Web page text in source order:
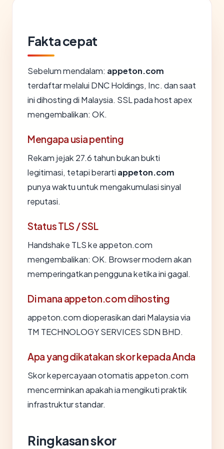
Fakta cepat
Sebelum mendalam: appeton.com
terdaftar melalui DNC Holdings, Inc. dan saat
ini dihosting di Malaysia. SSL pada host apex
mengembalikan: OK.
Mengapa usia penting
Rekam jejak 27.6 tahun bukan bukti
legitimasi, tetapi berarti appeton.com
punya waktu untuk mengakumulasi sinyal
reputasi.
Status TLS / SSL
Handshake TLS ke appeton.com
mengembalikan: OK. Browser modern akan
memperingatkan pengguna ketika ini gagal.
Di mana appeton.com dihosting
appeton.com dioperasikan dari Malaysia via
TM TECHNOLOGY SERVICES SDN BHD.
Apa yang dikatakan skor kepada Anda
Skor kepercayaan otomatis appeton.com
mencerminkan apakah ia mengikuti praktik
infrastruktur standar.
Ringkasan skor